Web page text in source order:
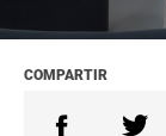
COMPARTIR